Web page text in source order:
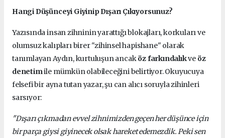
Hangi Düşünceyi Giyinip Dışarı Çıkıyorsunuz?
Yazısında insan zihninin yarattığı blokajları, korkuları ve
olumsuz kalıpları birer "zihinsel hapishane" olarak
tanımlayan Aydın, kurtuluşun ancaköz farkındalıkve öz
denetimile mümkün olabileceğini belirtiyor. Okuyucuya
felsefi bir ayna tutan yazar, şu can alıcı soruyla zihinleri
sarsıyor:
"Dışarı çıkmadan evvel zihnimizden geçen her düşünce için
bir parça giysi giyinecek olsak hareket edemezdik. Peki sen